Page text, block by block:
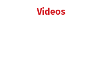
Videos